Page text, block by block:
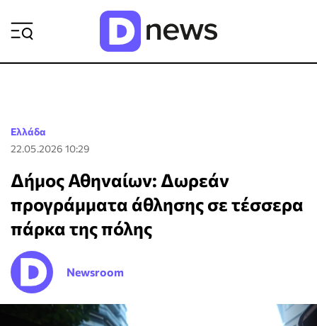
Ελλάδα
22.05.2026 10:29
Δήμος Αθηναίων: Δωρεάν
προγράμματα άθλησης σε τέσσερα
πάρκα της πόλης
Newsroom